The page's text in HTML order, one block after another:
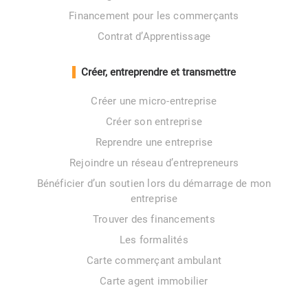
Financement pour les commerçants
Contrat d’Apprentissage
Créer, entreprendre et transmettre
Créer une micro-entreprise
Créer son entreprise
Reprendre une entreprise
Rejoindre un réseau d’entrepreneurs
Bénéficier d’un soutien lors du démarrage de mon
entreprise
Trouver des financements
Les formalités
Carte commerçant ambulant
Carte agent immobilier